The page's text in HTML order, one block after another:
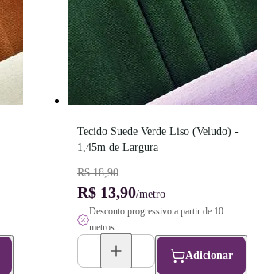
Tecido Suede Verde Liso (Veludo) -
1,45m de Largura
R$ 18,90
R$ 13,90/metro
Desconto progressivo a partir de 10
metros
Adicionar